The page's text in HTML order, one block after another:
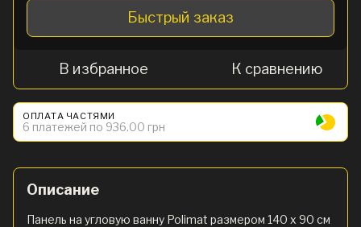
Быстрый заказ
В избранное К сравнению
ОПЛАТА ЧАСТЯМИ
6 платежей по 936.00 грн
Описание
Панель на угловую ванну Polimat размером 140 х 90 см